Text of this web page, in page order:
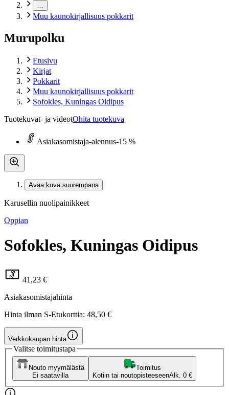
Muu kaunokirjallisuus pokkarit
Murupolku
Etusivu
Kirjat
Pokkarit
Muu kaunokirjallisuus pokkarit
Sofokles, Kuningas Oidipus
Tuotekuvat- ja videotOhita tuotekuva
Asiakasomistaja-alennus-15 %
Avaa kuva suurempana
Karusellin nuolipainikkeet
Oppian
Sofokles, Kuningas Oidipus
41,23 €
Asiakasomistajahinta
Hinta ilman S-Etukorttia: 48,50 €
Verkkokaupan hinta
Valitse toimitustapa
Nouto myymälästä
Ei saatavilla
Toimitus
Kotiin tai noutopisteeseenAlk. 0 €